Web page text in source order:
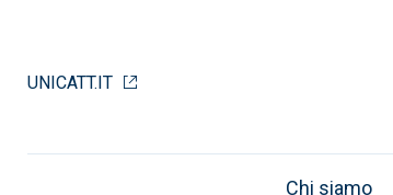
UNICATT.IT
Chi siamo